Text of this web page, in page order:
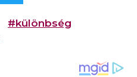
#különbség